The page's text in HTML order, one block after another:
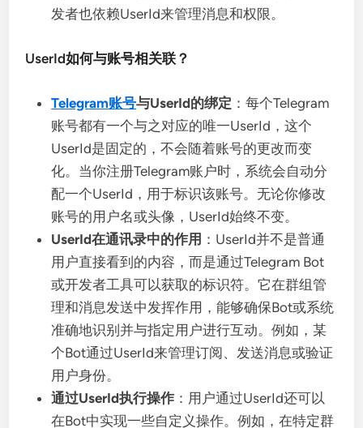
发者也依赖UserId来管理消息和权限。
UserId如何与账号相关联？
Telegram账号与UserId的绑定 ：每个Telegram
账号都有一个与之对应的唯一UserId，这个
UserId是固定的，不会随着账号的更改而变
化。当你注册Telegram账户时，系统会自动分
配一个UserId，用于标识该账号。无论你修改
账号的用户名或头像，UserId始终不变。
UserId在通讯录中的作用 ：UserId并不是普通
用户直接看到的内容，而是通过Telegram Bot
或开发者工具可以获取的标识符。它在群组管
理和消息发送中发挥作用，能够确保Bot或系统
准确地识别并与指定用户进行互动。例如，某
个Bot通过UserId来管理订阅、发送消息或验证
用户身份。
通过UserId执行操作 ：用户通过UserId还可以
在Bot中实现一些自定义操作。例如，在特定群